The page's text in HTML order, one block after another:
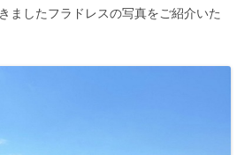
ましたフラドレスの写真をご紹介いた